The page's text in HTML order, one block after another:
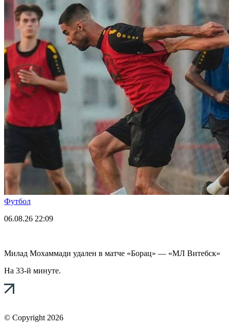
Футбол
06.08.26 22:09
Милад Мохаммади удален в матче «Борац» — «МЛ Витебск»
На 33-й минуте.
© Copyright 2026